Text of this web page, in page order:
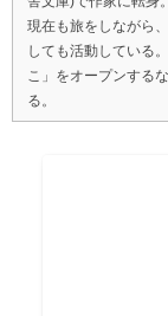
現在も旅をしながら
しても活動している
こ」をオープンする
る。